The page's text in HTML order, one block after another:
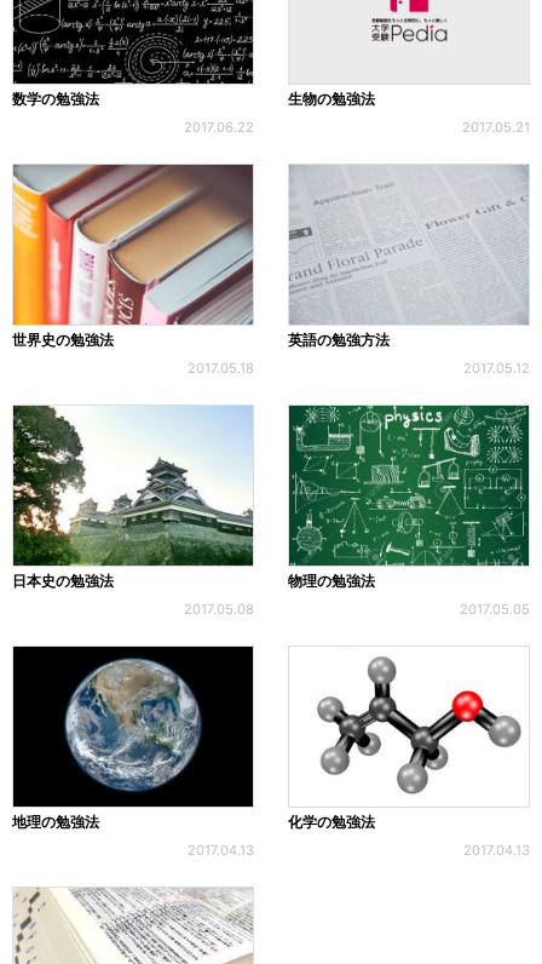
数学の勉強法
2017.06.22
生物の勉強法
2017.05.21
世界史の勉強法
2017.05.18
英語の勉強方法
2017.05.12
日本史の勉強法
2017.05.08
物理の勉強法
2017.05.05
地理の勉強法
2017.04.13
化学の勉強法
2017.04.13